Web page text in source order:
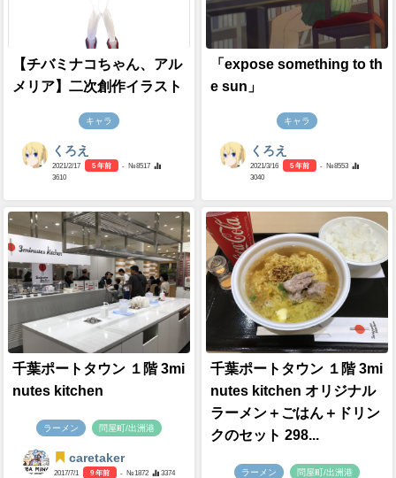
【チバミナコちゃん、アル
メリア】二次創作イラスト
キャラ
くろえ
2021/2/17 5 年前
- №8517
3610
「expose something to th
e sun」
キャラ
くろえ
2021/3/16 5 年前
- №8553
3040
千葉ポートタウン １階 3mi
nutes kitchen
ラーメン 問屋町/出洲港
caretaker
2017/7/1 9 年前 - №1872 3374
千葉ポートタウン １階 3mi
nutes kitchen オリジナル
ラーメン＋ごはん＋ドリン
クのセット 298...
ラーメン 問屋町/出洲港